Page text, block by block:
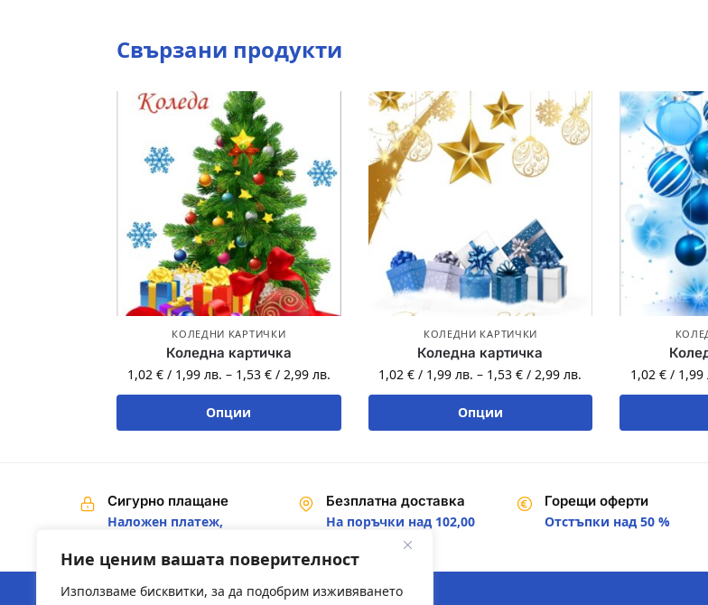
Ние ценим вашата поверителност
Използваме бисквитки, за да подобрим изживяването
Свързани продукти
КОЛЕДНИ КАРТИЧКИ
Коледна картичка
1,02 € / 1,99 лв. – 1,53 € / 2,99 лв.
Опции
КОЛЕДНИ КАРТИЧКИ
Коледна картичка
1,02€ / 1,99лв. – 1,53€ /2,99лв.
Опции
1,02€ / 1,99
Сигурно плащане
Наложен платеж,
Безплатна доставка
На поръчки над 102,00
€ / 200,00 лв.
Горещи оферти
Отстъпки над 50 %